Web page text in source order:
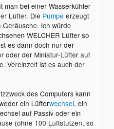
man bei einer Wasserkühler
Lüfter. Die Pumpe erzeugt
Geräusche. Ich würde
WELCHER Lüfter so
es dann doch nur der
oder der Miniatur-Lüfter auf
Vereinzelt ist es auch der
des Computers kann
ein Lüfterwechsel, ein
auf Passiv oder ein
(ohne 100 Luftstutzen, so